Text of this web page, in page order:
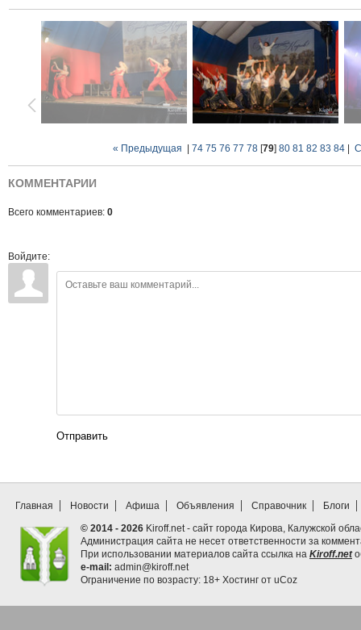
« Предыдущая 74 75 76 77 78 [79] 80 81 82 83 84
КОММЕНТАРИИ
Всего комментариев: 0
Войдите:
Отправить
Главная Новости Афиша Объявления Справочник
Блоги
© 2014 - 2026 Kiroff.net - сайт города Кирова, Калужской
Администрация сайта не несет ответственности за
При использовании материалов сайта ссылка на Kiroff.net
e-mail: admin@kiroff.net
Ограничение по возрасту: 18+ Хостинг от uCoz